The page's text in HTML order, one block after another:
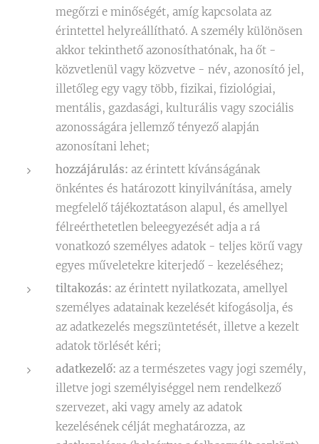
megőrzi e minőségét, amíg kapcsolata az
érintettel helyreállítható. A személy különösen
akkor tekinthető azonosíthatónak, ha őt -
közvetlenül vagy közvetve - név, azonosító jel,
illetőleg egy vagy több, fizikai, fiziológiai,
mentális, gazdasági, kulturális vagy szociális
azonosságára jellemző tényező alapján
azonosítani lehet;
hozzájárulás: az érintett kívánságának
önkéntes és határozott kinyilvánítása, amely
megfelelő tájékoztatáson alapul, és amellyel
félreérthetetlen beleegyezését adja a rá
vonatkozó személyes adatok - teljes körű vagy
egyes műveletekre kiterjedő - kezeléséhez;
tiltakozás: az érintett nyilatkozata, amellyel
személyes adatainak kezelését kifogásolja, és
az adatkezelés megszüntetését, illetve a kezelt
adatok törlését kéri;
adatkezelő: az a természetes vagy jogi személy,
illetve jogi személyiséggel nem rendelkező
szervezet, aki vagy amely az adatok
kezelésének célját meghatározza, az